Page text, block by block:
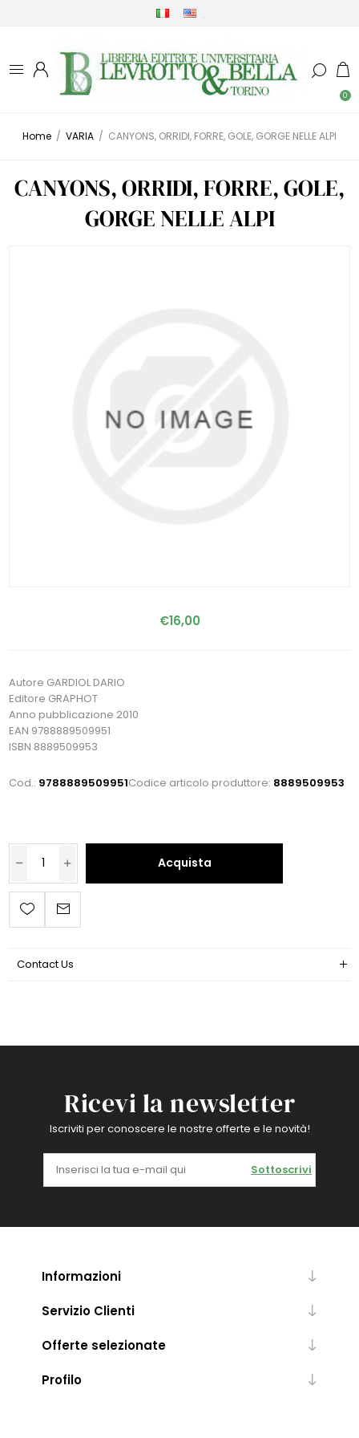
0
Home / VARIA / CANYONS, ORRIDI, FORRE, GOLE, GORGE NELLE ALPI
CANYONS, ORRIDI, FORRE, GOLE,
GORGE NELLE ALPI
€16,00
Autore GARDIOL DARIO
Editore GRAPHOT
Anno pubblicazione 2010
EAN 9788889509951
ISBN 8889509953
Cod.: 9788889509951Codice articolo produttore: 8889509953
Acquista
Contact Us
Ricevi la newsletter
Iscriviti per conoscere le nostre offerte e le novità!
Sottoscrivi
Informazioni
Servizio Clienti
Offerte selezionate
Profilo